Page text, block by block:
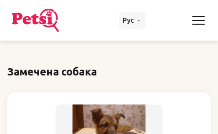
Рус
Замечена собака